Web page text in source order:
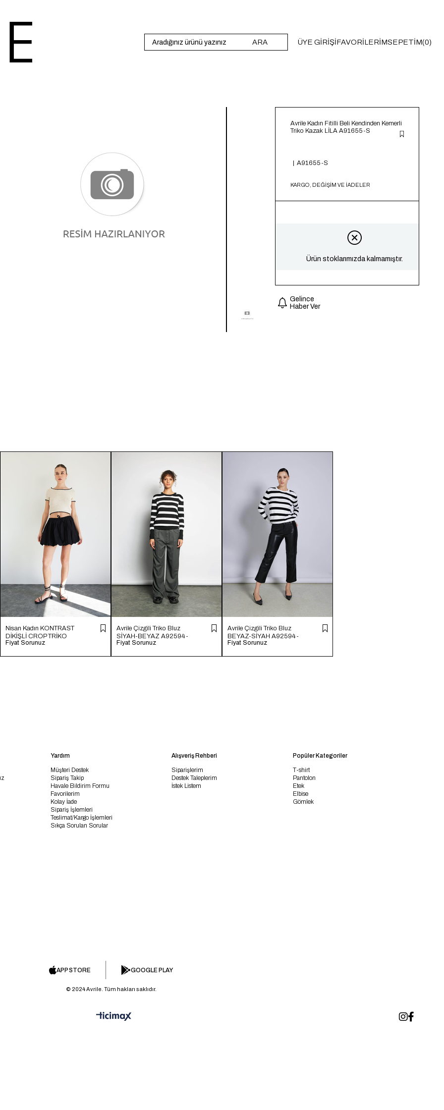
ARA ÜYE GIRIŞIFAVORILERIMSEPETIM 0
Avrile Kadın Fitilli Beli Kendinden Kemerli
Triko Kazak LİLA A91655-S
A91655-S
KARGO, DEĞİŞİM VE İADELER
Ürün stoklarımızda kalmamıştır.
Gelince
Haber Ver
Nisan Kadın KONTRAST
DİKİŞLİ CROP TRİKO
HAM EKRU TT4231-Z
Fiyat Sorunuz
Avrile Çizgili Triko Bluz
SİYAH-BEYAZ A92594-
S
Fiyat Sorunuz
Avrile Çizgili Triko Bluz
BEYAZ-SİYAH A92594-
S
Fiyat Sorunuz
Yardım
Müşteri Destek
Sipariş Takip
Havale Bildirim Formu
Favorilerim
Kolay İade
Sipariş İşlemleri
Teslimat/Kargo İşlemleri
Sıkça Sorulan Sorular
Alışveriş Rehberi
Siparişlerim
Destek Taleplerim
İstek Listem
Popüler Kategoriler
T-shirt
Pantolon
Etek
Elbise
Gömlek
APP STORE GOOGLE PLAY
© 2024 Avrile. Tüm hakları saklıdır.